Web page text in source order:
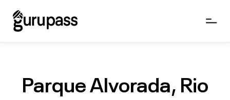
Parque Alvorada, Rio